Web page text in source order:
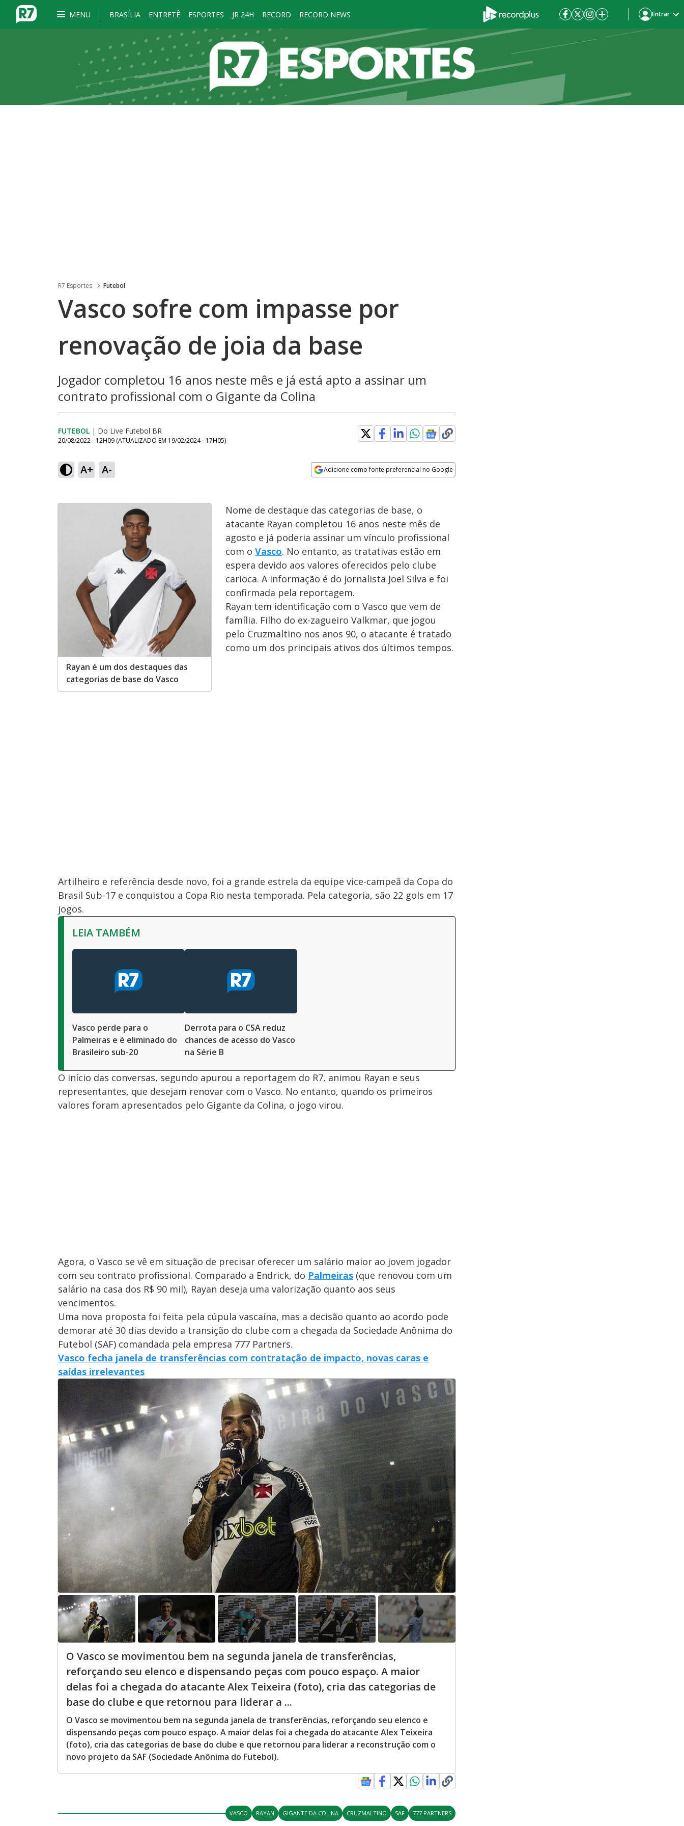
MENU BRASÍLIA ENTRETÊ ESPORTES JR 24H RECORD RECORD NEWS Entrar
R7 Esportes Futebol
Vasco sofre com impasse por
renovação de joia da base
Jogador completou 16 anos neste mês e já está apto a assinar um
contrato profissional com o Gigante da Colina
FUTEBOL | Do Live Futebol BR
20/08/2022 - 12H09 (ATUALIZADO EM 19/02/2024 - 17H05)
A+ A- Adicione como fonte preferencial no Google
Rayan é um dos destaques das
categorias de base do Vasco
Nome de destaque das categorias de base, o
atacante Rayan completou 16 anos neste mês de
agosto e já poderia assinar um vínculo profissional
com o Vasco. No entanto, as tratativas estão em
espera devido aos valores oferecidos pelo clube
carioca. A informação é do jornalista Joel Silva e foi
confirmada pela reportagem.
Rayan tem identificação com o Vasco que vem de
família. Filho do ex-zagueiro Valkmar, que jogou
pelo Cruzmaltino nos anos 90, o atacante é tratado
como um dos principais ativos dos últimos tempos.
Artilheiro e referência desde novo, foi a grande estrela da equipe vice-campeã da Copa do
Brasil Sub-17 e conquistou a Copa Rio nesta temporada. Pela categoria, são 22 gols em 17
jogos.
LEIA TAMBÉM
Vasco perde para o
Palmeiras e é eliminado do
Brasileiro sub-20
Derrota para o CSA reduz
chances de acesso do Vasco
na Série B
O início das conversas, segundo apurou a reportagem do R7, animou Rayan e seus
representantes, que desejam renovar com o Vasco. No entanto, quando os primeiros
valores foram apresentados pelo Gigante da Colina, o jogo virou.
Agora, o Vasco se vê em situação de precisar oferecer um salário maior ao jovem jogador
com seu contrato profissional. Comparado a Endrick, do Palmeiras (que renovou com um
salário na casa dos R$ 90 mil), Rayan deseja uma valorização quanto aos seus
vencimentos.
Uma nova proposta foi feita pela cúpula vascaína, mas a decisão quanto ao acordo pode
demorar até 30 dias devido a transição do clube com a chegada da Sociedade Anônima do
Futebol (SAF) comandada pela empresa 777 Partners.
Vasco fecha janela de transferências com contratação de impacto, novas caras e
saídas irrelevantes
O Vasco se movimentou bem na segunda janela de transferências,
reforçando seu elenco e dispensando peças com pouco espaço. A maior
delas foi a chegada do atacante Alex Teixeira (foto), cria das categorias de
base do clube e que retornou para liderar a ...
O Vasco se movimentou bem na segunda janela de transferências, reforçando seu elenco e
dispensando peças com pouco espaço. A maior delas foi a chegada do atacante Alex Teixeira
(foto), cria das categorias de base do clube e que retornou para liderar a reconstrução com o
novo projeto da SAF (Sociedade Anônima do Futebol).
VASCO RAYAN GIGANTE DA COLINA CRUZMALTINO SAF 777 PARTNERS